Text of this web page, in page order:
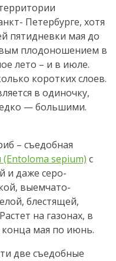
Петербурге, хотя
пятидневки мая до
плодоношением в
лето – и в июле.
коротких слоев.
в одиночку,
— большими.
– съедобная
sepium) с
и даже серо-
выемчато-
блестящей,
на газонах, в
конца мая по июнь.
две съедобные